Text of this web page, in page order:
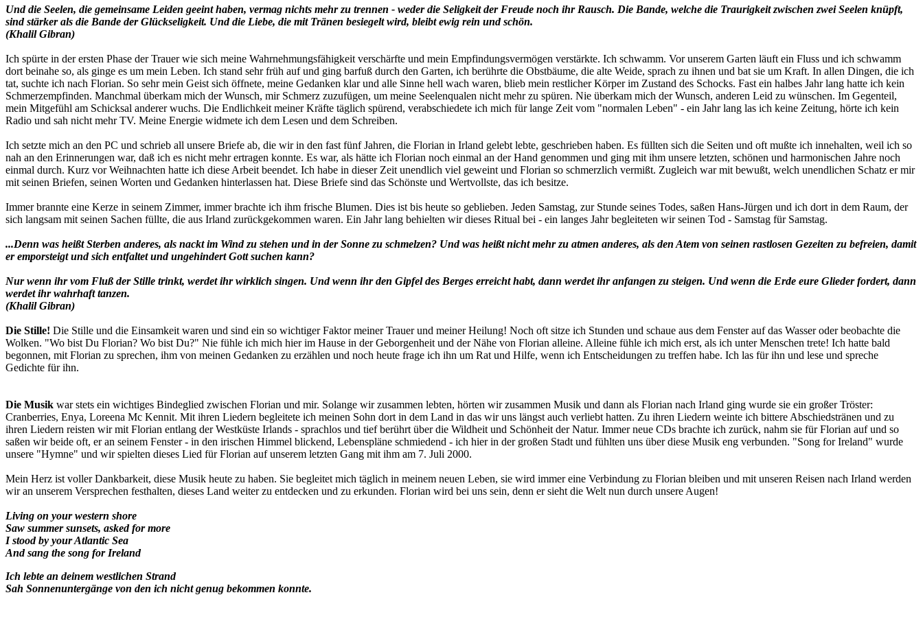
Und die Seelen, die gemeinsame Leiden geeint haben, vermag nichts mehr zu trennen - weder die Seligkeit der Freude noch ihr Rausch. Die Bande, welche die Traurigkeit zwischen zwei Seelen knüpft,
sind stärker als die Bande der Glückseligkeit. Und die Liebe, die mit Tränen besiegelt wird, bleibt ewig rein und schön.
(Khalil Gibran)
Ich spürte in der ersten Phase der Trauer wie sich meine Wahrnehmungsfähigkeit verschärfte und mein Empfindungsvermögen verstärkte. Ich schwamm. Vor unserem Garten läuft ein Fluss und ich schwamm
dort beinahe so, als ginge es um mein Leben. Ich stand sehr früh auf und ging barfuß durch den Garten, ich berührte die Obstbäume, die alte Weide, sprach zu ihnen und bat sie um Kraft. In allen Dingen, die ich
tat, suchte ich nach Florian. So sehr mein Geist sich öffnete, meine Gedanken klar und alle Sinne hell wach waren, blieb mein restlicher Körper im Zustand des Schocks. Fast ein halbes Jahr lang hatte ich kein
Schmerzempfinden. Manchmal überkam mich der Wunsch, mir Schmerz zuzufügen, um meine Seelenqualen nicht mehr zu spüren. Nie überkam mich der Wunsch, anderen Leid zu wünschen. Im Gegenteil,
mein Mitgefühl am Schicksal anderer wuchs. Die Endlichkeit meiner Kräfte täglich spürend, verabschiedete ich mich für lange Zeit vom "normalen Leben" - ein Jahr lang las ich keine Zeitung, hörte ich kein
Radio und sah nicht mehr TV. Meine Energie widmete ich dem Lesen und dem Schreiben.
Ich setzte mich an den PC und schrieb all unsere Briefe ab, die wir in den fast fünf Jahren, die Florian in Irland gelebt lebte, geschrieben haben. Es füllten sich die Seiten und oft mußte ich innehalten, weil ich so
nah an den Erinnerungen war, daß ich es nicht mehr ertragen konnte. Es war, als hätte ich Florian noch einmal an der Hand genommen und ging mit ihm unsere letzten, schönen und harmonischen Jahre noch
einmal durch. Kurz vor Weihnachten hatte ich diese Arbeit beendet. Ich habe in dieser Zeit unendlich viel geweint und Florian so schmerzlich vermißt. Zugleich war mit bewußt, welch unendlichen Schatz er mir
mit seinen Briefen, seinen Worten und Gedanken hinterlassen hat. Diese Briefe sind das Schönste und Wertvollste, das ich besitze.
Immer brannte eine Kerze in seinem Zimmer, immer brachte ich ihm frische Blumen. Dies ist bis heute so geblieben. Jeden Samstag, zur Stunde seines Todes, saßen Hans-Jürgen und ich dort in dem Raum, der
sich langsam mit seinen Sachen füllte, die aus Irland zurückgekommen waren. Ein Jahr lang behielten wir dieses Ritual bei - ein langes Jahr begleiteten wir seinen Tod - Samstag für Samstag.
...Denn was heißt Sterben anderes, als nackt im Wind zu stehen und in der Sonne zu schmelzen? Und was heißt nicht mehr zu atmen anderes, als den Atem von seinen rastlosen Gezeiten zu befreien, damit
er emporsteigt und sich entfaltet und ungehindert Gott suchen kann?
Nur wenn ihr vom Fluß der Stille trinkt, werdet ihr wirklich singen. Und wenn ihr den Gipfel des Berges erreicht habt, dann werdet ihr anfangen zu steigen. Und wenn die Erde eure Glieder fordert, dann
werdet ihr wahrhaft tanzen.
(Khalil Gibran)
Die Stille! Die Stille und die Einsamkeit waren und sind ein so wichtiger Faktor meiner Trauer und meiner Heilung! Noch oft sitze ich Stunden und schaue aus dem Fenster auf das Wasser oder beobachte die
Wolken. "Wo bist Du Florian? Wo bist Du?" Nie fühle ich mich hier im Hause in der Geborgenheit und der Nähe von Florian alleine. Alleine fühle ich mich erst, als ich unter Menschen trete! Ich hatte bald
begonnen, mit Florian zu sprechen, ihm von meinen Gedanken zu erzählen und noch heute frage ich ihn um Rat und Hilfe, wenn ich Entscheidungen zu treffen habe. Ich las für ihn und lese und spreche
Gedichte für ihn.
Die Musik war stets ein wichtiges Bindeglied zwischen Florian und mir. Solange wir zusammen lebten, hörten wir zusammen Musik und dann als Florian nach Irland ging wurde sie ein großer Tröster:
Cranberries, Enya, Loreena Mc Kennit. Mit ihren Liedern begleitete ich meinen Sohn dort in dem Land in das wir uns längst auch verliebt hatten. Zu ihren Liedern weinte ich bittere Abschiedstränen und zu
ihren Liedern reisten wir mit Florian entlang der Westküste Irlands - sprachlos und tief berührt über die Wildheit und Schönheit der Natur. Immer neue CDs brachte ich zurück, nahm sie für Florian auf und so
saßen wir beide oft, er an seinem Fenster - in den irischen Himmel blickend, Lebenspläne schmiedend - ich hier in der großen Stadt und fühlten uns über diese Musik eng verbunden. "Song for Ireland" wurde
unsere "Hymne" und wir spielten dieses Lied für Florian auf unserem letzten Gang mit ihm am 7. Juli 2000.
Mein Herz ist voller Dankbarkeit, diese Musik heute zu haben. Sie begleitet mich täglich in meinem neuen Leben, sie wird immer eine Verbindung zu Florian bleiben und mit unseren Reisen nach Irland werden
wir an unserem Versprechen festhalten, dieses Land weiter zu entdecken und zu erkunden. Florian wird bei uns sein, denn er sieht die Welt nun durch unsere Augen!
Living on your western shore
Saw summer sunsets, asked for more
I stood by your Atlantic Sea
And sang the song for Ireland
Ich lebte an deinem westlichen Strand
Sah Sonnenuntergänge von den ich nicht genug bekommen konnte.